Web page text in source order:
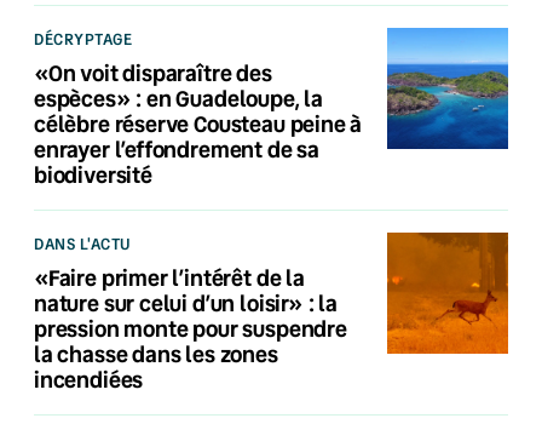
DÉCRYPTAGE
«On voit disparaître des
espèces» : en Guadeloupe, la
célèbre réserve Cousteau peine à
enrayer l’effondrement de sa
biodiversité
DANS L'ACTU
«Faire primer l’intérêt de la
nature sur celui d’un loisir» : la
pression monte pour suspendre
la chasse dans les zones
incendiées